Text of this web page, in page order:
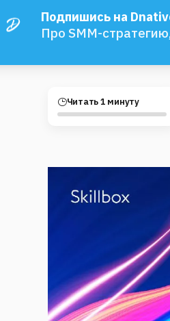
Подпишись на
Про SMM-
Читать 1 минуту